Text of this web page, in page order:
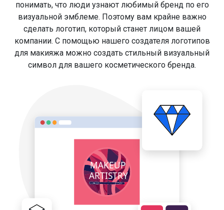
понимать, что люди узнают любимый бренд по его
визуальной эмблеме. Поэтому вам крайне важно
сделать логотип, который станет лицом вашей
компании. С помощью нашего создателя логотипов
для макияжа можно создать стильный визуальный
символ для вашего косметического бренда.